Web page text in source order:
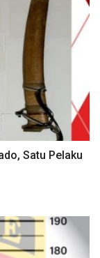
Satu Pelaku